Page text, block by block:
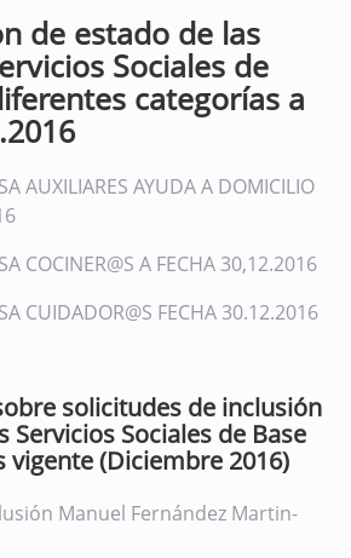
de estado de las
Sociales de
categorías a
AUXILIARES AYUDA A DOMICILIO
COCINER@S A FECHA 30,12.2016
CUIDADOR@S FECHA 30.12.2016
solicitudes de inclusión
Servicios Sociales de Base
vigente (Diciembre 2016)
Manuel Fernández Martin-